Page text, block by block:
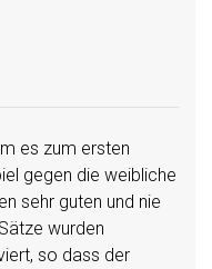
es zum ersten
gegen die weibliche
sehr guten und nie
wurden
so dass der